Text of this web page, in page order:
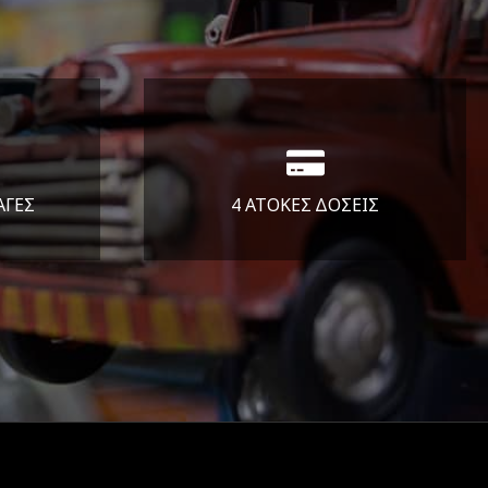
4 ΑΤΟΚΕΣ ΔΟΣΕΙΣ
Υποστηρίζουμε μέχρι και 4
άτοκες δόσεις